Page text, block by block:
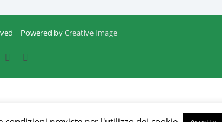
| Powered byCreative Image
YouTube